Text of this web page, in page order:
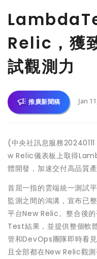
Relic，獲
試觀測力
推廣新聞稿 Jan
(中央社訊息服務
w Relic儀表板上取得
體開發，加速交付高品質
首屈一指的雲端統一測試
監測之間的鴻溝，宣布已
平台New Relic。整合後
Test結果，並提供整個軟
管和DevOps團隊即時看
且全部都在New Relic觀